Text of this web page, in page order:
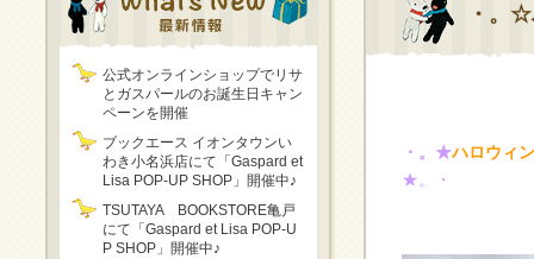
公式オンラインショップでリサ
とガスパールのお誕生日キャン
ペーンを開催
ブックエース イオンタウンい
わき小名浜店にて「Gaspard et
Lisa POP-UP SHOP」開催中♪
TSUTAYA BOOKSTORE亀戸
にて「Gaspard et Lisa POP-U
P SHOP」開催中♪
・。
・。★ハロウィン
★。・